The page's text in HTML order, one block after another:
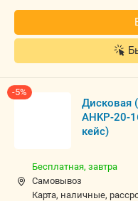
-5%
Дисковая
AHKP-20-
кейс)
Бесплатная, завтра
Самовывоз
карта, наличные,